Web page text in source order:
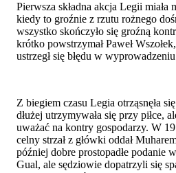
Pierwsza składna akcja Legii miała
kiedy to groźnie z rzutu rożnego
wszystko skończyło się groźną
krótko powstrzymał Paweł
ustrzegł się błędu w
Z biegiem czasu Legia otrząsnęła
dłużej utrzymywała się przy piłce,
uważać na kontry gospodarzy. W
celny strzał z główki oddał
później dobre prostopadłe podanie
Gual, ale sędziowie dopatrzyli się